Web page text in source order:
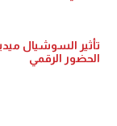
تأثير السوشيال
الحضور الرقمي